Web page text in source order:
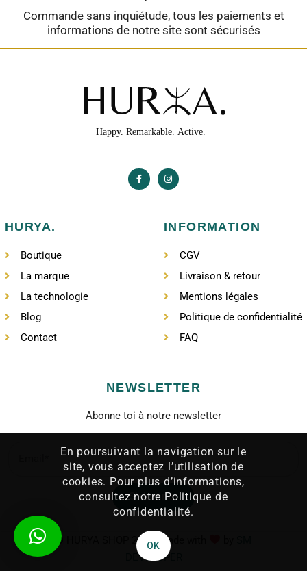
Commande sans inquiétude, tous les paiements et
informations de notre site sont sécurisés
HURYA.
Boutique
La marque
La technologie
Blog
Contact
INFORMATION
CGV
Livraison & retour
Mentions légales
Politique de confidentialité
FAQ
NEWSLETTER
Abonne toi à notre newsletter
S'abonner
© 2021. Made with
DEVELOPER
En poursuivant la navigation sur le
site, vous acceptez l’utilisation de
cookies. Pour plus d’informations,
consultez notre Politique de
confidentialité.
OK